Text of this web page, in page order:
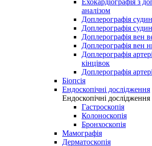
Ехокардіографія з
аналізом
Доплерографія
Доплерографія
Доплерографія вен
Доплерографія вен
Доплерографія
кінцівок
Доплерографія
Біопсія
Ендоскопічні дослідження
Ендоскопічні дослідження
Гастроскопія
Колоноскопія
Бронхоскопія
Мамографія
Дерматоскопія